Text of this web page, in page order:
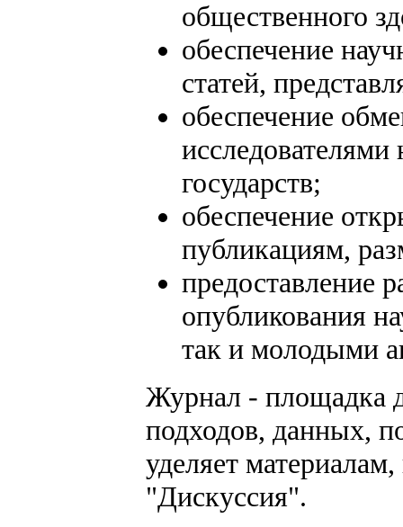
общественного
обеспечение
статей,
обеспечение
государств;
обеспечение
публикациям,
предоставление
опубликования
так и молодыми
Журнал - площадка
подходов, данных,
уделяет
"Дискуссия".